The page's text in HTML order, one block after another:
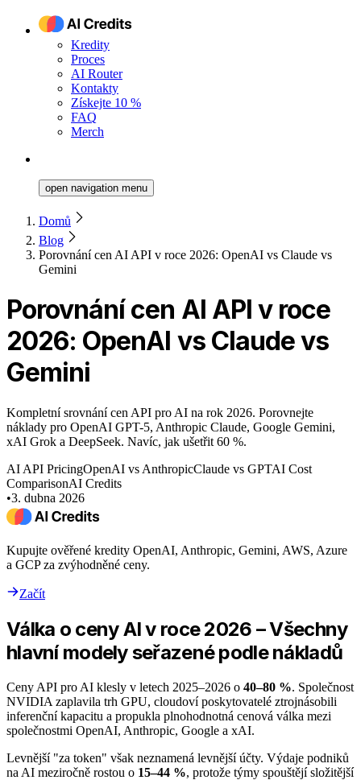
Kredity
Proces
AI Router
Kontakty
Získejte 10 %
FAQ
Merch
open navigation menu
Domů
Blog
Porovnání cen AI API v roce 2026: OpenAI vs Claude vs
Gemini
Porovnání cen AI API v roce
2026: OpenAI vs Claude vs
Gemini
Kompletní srovnání cen API pro AI na rok 2026. Porovnejte
náklady pro OpenAI GPT-5, Anthropic Claude, Google Gemini,
xAI Grok a DeepSeek. Navíc, jak ušetřit 60 %.
AI API PricingOpenAI vs AnthropicClaude vs GPTAI Cost
ComparisonAI Credits
•3. dubna 2026
Kupujte ověřené kredity OpenAI, Anthropic, Gemini, AWS, Azure
a GCP za zvýhodněné ceny.
Začít
Válka o ceny AI v roce 2026 – Všechny
hlavní modely seřazené podle nákladů
Ceny API pro AI klesly v letech 2025–2026 o 40–80 %. Společnost
NVIDIA zaplavila trh GPU, cloudoví poskytovatelé ztrojnásobili
inferenční kapacitu a propukla plnohodnotná cenová válka mezi
společnostmi OpenAI, Anthropic, Google a xAI.
Levnější "za token" však neznamená levnější účty. Výdaje podniků
na AI meziročně rostou o 15–44 %, protože týmy spouštějí složitější